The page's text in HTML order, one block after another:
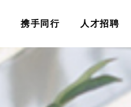
携手同行 人才招聘